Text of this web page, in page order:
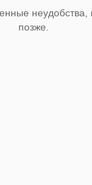
неудобства,
позже.